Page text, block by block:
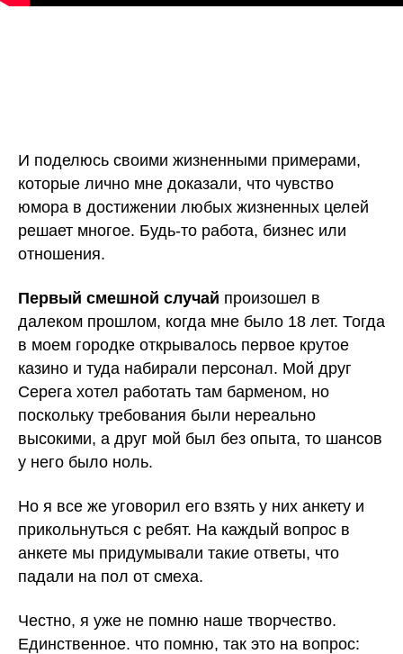
И поделюсь своими жизненными примерами,
которые лично мне доказали, что чувство
юмора в достижении любых жизненных целей
решает многое. Будь-то работа, бизнес или
отношения.
Первый смешной случай произошел в
далеком прошлом, когда мне было 18 лет. Тогда
в моем городке открывалось первое крутое
казино и туда набирали персонал. Мой друг
Серега хотел работать там барменом, но
поскольку требования были нереально
высокими, а друг мой был без опыта, то шансов
у него было ноль.
Но я все же уговорил его взять у них анкету и
прикольнуться с ребят. На каждый вопрос в
анкете мы придумывали такие ответы, что
падали на пол от смеха.
Честно, я уже не помню наше творчество.
Единственное. что помню, так это на вопрос: